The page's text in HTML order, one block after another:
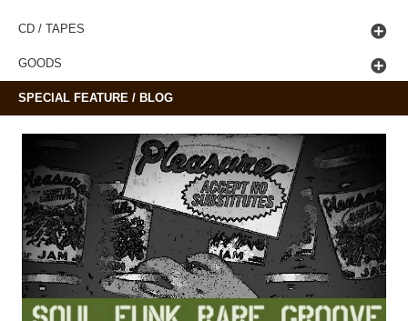
CD / TAPES
GOODS
SPECIAL FEATURE / BLOG